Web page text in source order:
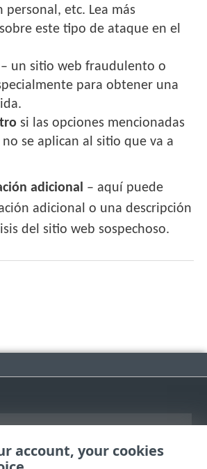
personal, etc. Lea más
este tipo de ataque en el
– un sitio web fraudulento o
para obtener una
si las opciones mencionadas
se aplican al sitio que va a
adicional – aquí puede
adicional o una descripción
del sitio web sospechoso.
account, your cookies